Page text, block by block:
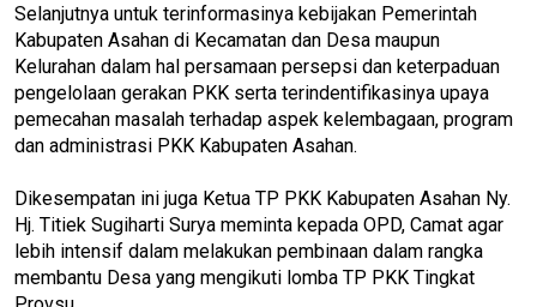
Selanjutnya untuk terinformasinya kebijakan Pemerintah
Kabupaten Asahan di Kecamatan dan Desa maupun
Kelurahan dalam hal persamaan persepsi dan keterpaduan
pengelolaan gerakan PKK serta terindentifikasinya upaya
pemecahan masalah terhadap aspek kelembagaan, program
dan administrasi PKK Kabupaten Asahan.
Dikesempatan ini juga Ketua TP PKK Kabupaten Asahan Ny.
Hj. Titiek Sugiharti Surya meminta kepada OPD, Camat agar
lebih intensif dalam melakukan pembinaan dalam rangka
membantu Desa yang mengikuti lomba TP PKK Tingkat